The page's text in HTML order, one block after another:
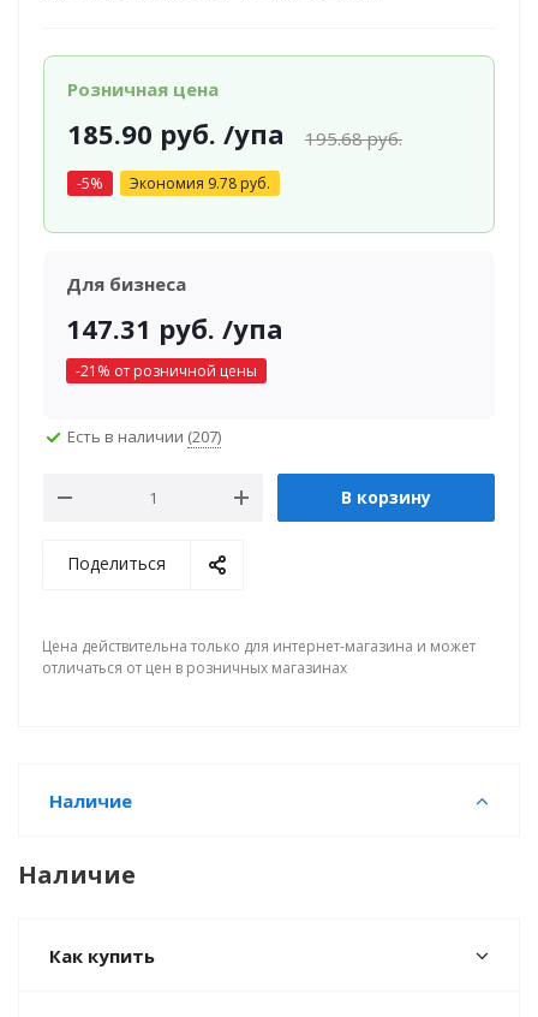
Розничная цена
185.90 руб. /упа 195.68руб.
-5% Экономия 9.78руб.
Для бизнеса
147.31 руб. /упа
-21 % от розничной цены
Есть в наличии (207)
В корзину
Поделиться
Цена действительна только для интернет-магазина и может
отличаться от цен в розничных магазинах
Наличие
Наличие
Как купить